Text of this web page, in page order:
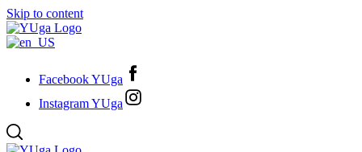
Skip to content
Facebook YUga
Instagram YUga